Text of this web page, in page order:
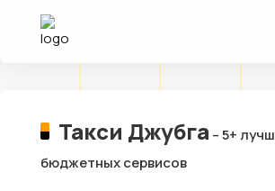
Такси Джубга – 5+
бюджетных сервисов